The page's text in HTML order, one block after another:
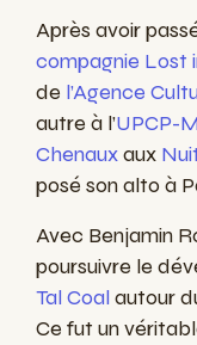
Après avoir
compagnie Lost
de l’Agence
autre à l’UPCP-
Chenauxaux
posé son alto à
Avec Benjamin
poursuivre le
Tal Coal autour
Ce fut un